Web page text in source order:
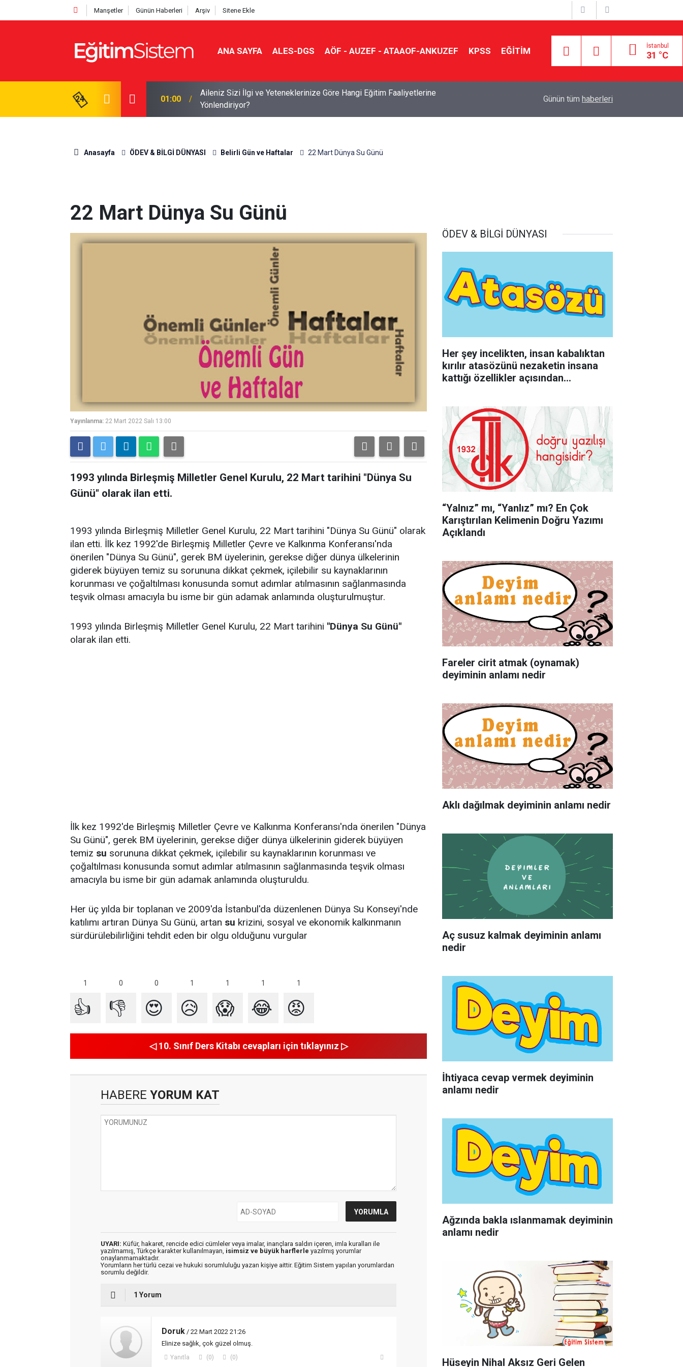
Manşetler Günün Haberleri Arşiv Sitene Ekle
ANA SAYFA ALES-DGS AÖF - AUZEF - ATAAOF-ANKUZEF KPSS EĞİTİM İstanbul
31 °C
24
10 Öğrenciden Yaklaşık 9’u İlk Beş
01:00
Aileniz Sizi İlgi ve Yeteneklerinize Göre Hangi Eğitim Faaliyetlerine
Yönlendiriyor?
Ağustos’ta
Günün tüm haberleri
Anasayfa ÖDEV & BİLGİ DÜNYASI Belirli Gün ve Haftalar 22 Mart Dünya Su Günü
22 Mart Dünya Su Günü
Yayınlanma: 22 Mart 2022 Salı 13:00
1993 yılında Birleşmiş Milletler Genel Kurulu, 22 Mart tarihini "Dünya Su
Günü" olarak ilan etti.
1993 yılında Birleşmiş Milletler Genel Kurulu, 22 Mart tarihini "Dünya Su Günü" olarak
ilan etti. İlk kez 1992'de Birleşmiş Milletler Çevre ve Kalkınma Konferansı'nda
önerilen "Dünya Su Günü", gerek BM üyelerinin, gerekse diğer dünya ülkelerinin
giderek büyüyen temiz su sorununa dikkat çekmek, içilebilir su kaynaklarının
korunması ve çoğaltılması konusunda somut adımlar atılmasının sağlanmasında
teşvik olması amacıyla bu isme bir gün adamak anlamında oluşturulmuştur.
1993 yılında Birleşmiş Milletler Genel Kurulu, 22 Mart tarihini "Dünya Su Günü"
olarak ilan etti.
İlk kez 1992'de Birleşmiş Milletler Çevre ve Kalkınma Konferansı'nda önerilen "Dünya
Su Günü", gerek BM üyelerinin, gerekse diğer dünya ülkelerinin giderek büyüyen
temiz su sorununa dikkat çekmek, içilebilir su kaynaklarının korunması ve
çoğaltılması konusunda somut adımlar atılmasının sağlanmasında teşvik olması
amacıyla bu isme bir gün adamak anlamında oluşturuldu.
Her üç yılda bir toplanan ve 2009'da İstanbul'da düzenlenen Dünya Su Konseyi'nde
katılımı artıran Dünya Su Günü, artan su krizini, sosyal ve ekonomik kalkınmanın
sürdürülebilirliğini tehdit eden bir olgu olduğunu vurgular
1 0 0 1 1 1 1
👍 👎 😍 😥 😱 😂 😡
◁ 10. Sınıf Ders Kitabı cevapları için tıklayınız ▷
HABERE YORUM KAT
UYARI: Küfür, hakaret, rencide edici cümleler veya imalar, inançlara saldırı içeren, imla kuralları ile
yazılmamış, Türkçe karakter kullanılmayan, isimsiz ve büyük harflerle yazılmış yorumlar
onaylanmamaktadır.
Yorumların her türlü cezai ve hukuki sorumluluğu yazan kişiye aittir. Eğitim Sistem yapılan yorumlardan
sorumlu değildir.
1 Yorum
Doruk / 22 Mart 2022 21:26
Elinize sağlık, çok güzel olmuş.
Yanıtla (0) (0)
ÖDEV & BİLGİ DÜNYASI
Her şey incelikten, insan kabalıktan
kırılır atasözünü nezaketin insana
kattığı özellikler açısından
“Yalnız” mı, “Yanlız” mı? En Çok
Karıştırılan Kelimenin Doğru Yazımı
Açıklandı
Fareler cirit atmak (oynamak)
deyiminin anlamı nedir
Aklı dağılmak deyiminin anlamı nedir
Aç susuz kalmak deyiminin anlamı
nedir
İhtiyaca cevap vermek deyiminin
anlamı nedir
Ağzında bakla ıslanmamak deyiminin
anlamı nedir
Hüseyin Nihal Aksız Geri Gelen